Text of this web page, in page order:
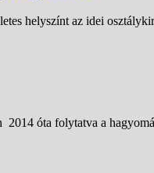
helyszínt az idei
óta folytatva a